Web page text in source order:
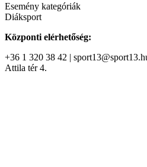
Esemény kategóriák
Diáksport
Központi elérhetőség:
+36 1 320 38 42 |
Attila tér 4.